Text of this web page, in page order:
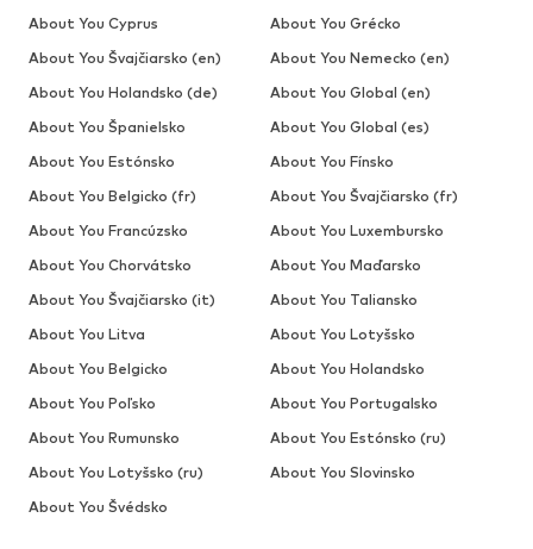
About You Cyprus
About You Grécko
About You Švajčiarsko (en)
About You Nemecko (en)
About You Holandsko (de)
About You Global (en)
About You Španielsko
About You Global (es)
About You Estónsko
About You Fínsko
About You Belgicko (fr)
About You Švajčiarsko (fr)
About You Francúzsko
About You Luxembursko
About You Chorvátsko
About You Maďarsko
About You Švajčiarsko (it)
About You Taliansko
About You Litva
About You Lotyšsko
About You Belgicko
About You Holandsko
About You Poľsko
About You Portugalsko
About You Rumunsko
About You Estónsko (ru)
About You Lotyšsko (ru)
About You Slovinsko
About You Švédsko